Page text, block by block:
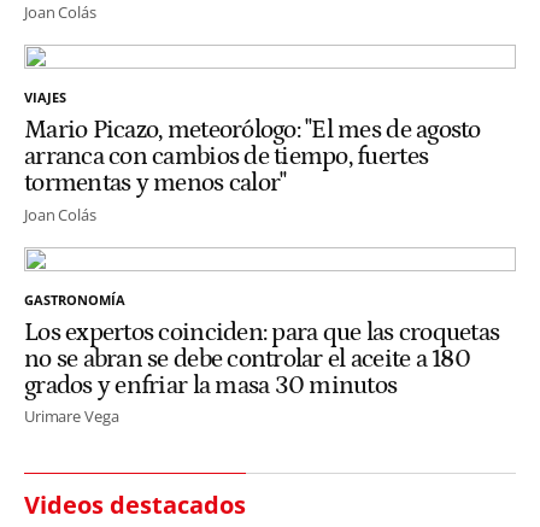
Joan Colás
VIAJES
Mario Picazo, meteorólogo: "El mes de agosto
arranca con cambios de tiempo, fuertes
tormentas y menos calor"
Joan Colás
GASTRONOMÍA
Los expertos coinciden: para que las croquetas
no se abran se debe controlar el aceite a 180
grados y enfriar la masa 30 minutos
Urimare Vega
Videos destacados